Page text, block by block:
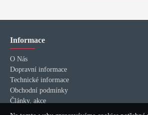
Informace
O Nás
Dopravní informace
Technické informace
Obchodní podmínky
Články, akce